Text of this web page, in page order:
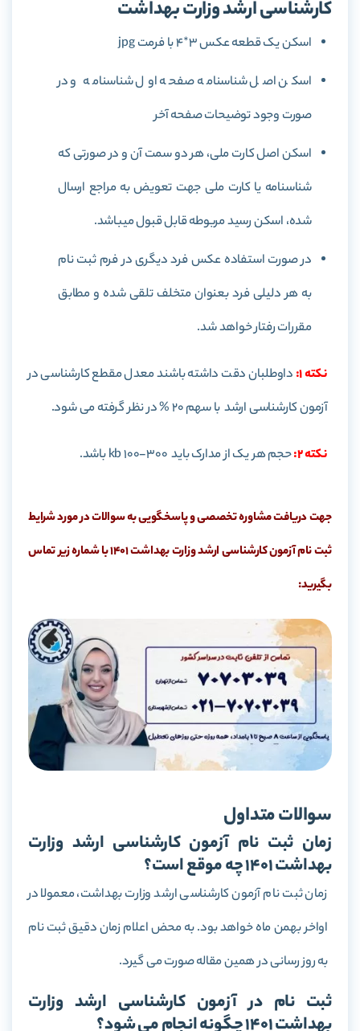
کارشناسی ارشد وزارت بهداشت
اسكن یک قطعه عكس 3*4 با فرمت jpg
اسكن اصل شناسنامه صفحه اول شناسنامه و در
صورت وجود توضیحات صفحه آخر
اسكن اصل كارت ملی، هر دو سمت آن و در صورتی که
شناسنامه یا کارت ملی جهت تعویض به مراجع ارسال
شده، اسکن رسید مربوطه قابل قبول میباشد.
در صورت استفاده عکس فرد دیگری در فرم ثبت نام
به هر دلیلی فرد بعنوان متخلف تلقی شده و مطابق
مقررات رفتار خواهد شد.
نکته 1: داوطلبان دقت داشته باشند معدل مقطع کارشناسی در
آزمون کارشناسی ارشد با سهم 20 % در نظر گرفته می شود.
نکته 2: حجم هر یک از مدارک باید kb 100-300 باشد.
جهت دریافت مشاوره تخصصی و پاسخگویی به سوالات در مورد شرایط
ثبت نام آزمون کارشناسی ارشد وزارت بهداشت 1401 با شماره زیر تماس
بگیرید:
سوالات متداول
زمان ثبت نام آزمون کارشناسی ارشد وزارت
بهداشت 1401 چه موقع است؟
زمان ثبت نام آزمون کارشناسی ارشد وزارت بهداشت، معمولا در
اواخر بهمن ماه خواهد بود. به محض اعلام زمان دقیق ثبت نام
به روز رسانی در همین مقاله صورت می گیرد.
ثبت نام در آزمون کارشناسی ارشد وزارت